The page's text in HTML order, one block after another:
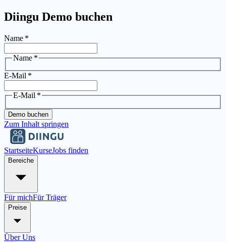
Diingu Demo buchen
Name *
Name *
E-Mail *
E-Mail *
Demo buchen
Zum Inhalt springen
StartseiteKurseJobs finden
Bereiche
Für michFür Träger
Preise
Über Uns